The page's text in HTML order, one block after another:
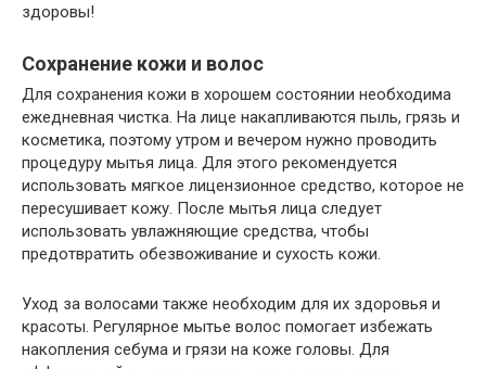
здоровы!
Сохранение кожи и волос
Для сохранения кожи в хорошем состоянии необходима
ежедневная чистка. На лице накапливаются пыль, грязь и
косметика, поэтому утром и вечером нужно проводить
процедуру мытья лица. Для этого рекомендуется
использовать мягкое лицензионное средство, которое не
пересушивает кожу. После мытья лица следует
использовать увлажняющие средства, чтобы
предотвратить обезвоживание и сухость кожи.
Уход за волосами также необходим для их здоровья и
красоты. Регулярное мытье волос помогает избежать
накопления себума и грязи на коже головы. Для